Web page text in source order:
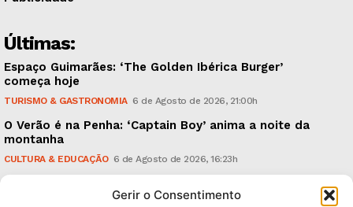
Gerir o Consentimento
Últimas:
Espaço Guimarães: ‘The Golden Ibérica Burger’
começa hoje
TURISMO & GASTRONOMIA 6 de Agosto de 2026, 21:00h
O Verão é na Penha: ‘Captain Boy’ anima a noite da
montanha
CULTURA & EDUCAÇÃO 6 de Agosto de 2026, 16:23h
em causa”, garante Ricardo Araújo